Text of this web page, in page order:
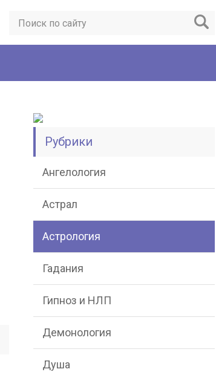
Рубрики
Ангелология
Астрал
Астрология
Гадания
Гипноз и НЛП
Демонология
Душа